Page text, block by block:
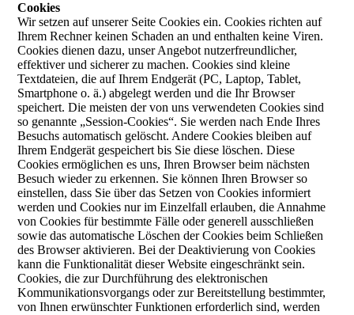
Cookies
Wir setzen auf unserer Seite Cookies ein. Cookies richten auf
Ihrem Rechner keinen Schaden an und enthalten keine Viren.
Cookies dienen dazu, unser Angebot nutzerfreundlicher,
effektiver und sicherer zu machen. Cookies sind kleine
Textdateien, die auf Ihrem Endgerät (PC, Laptop, Tablet,
Smartphone o. ä.) abgelegt werden und die Ihr Browser
speichert. Die meisten der von uns verwendeten Cookies sind
so genannte „Session-Cookies“. Sie werden nach Ende Ihres
Besuchs automatisch gelöscht. Andere Cookies bleiben auf
Ihrem Endgerät gespeichert bis Sie diese löschen. Diese
Cookies ermöglichen es uns, Ihren Browser beim nächsten
Besuch wieder zu erkennen. Sie können Ihren Browser so
einstellen, dass Sie über das Setzen von Cookies informiert
werden und Cookies nur im Einzelfall erlauben, die Annahme
von Cookies für bestimmte Fälle oder generell ausschließen
sowie das automatische Löschen der Cookies beim Schließen
des Browser aktivieren. Bei der Deaktivierung von Cookies
kann die Funktionalität dieser Website eingeschränkt sein.
Cookies, die zur Durchführung des elektronischen
Kommunikationsvorgangs oder zur Bereitstellung bestimmter,
von Ihnen erwünschter Funktionen erforderlich sind, werden